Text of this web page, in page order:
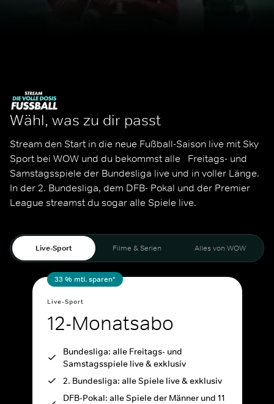
Wähl, was zu dir passt
Stream den Start in die neue Fußball-Saison live mit Sky
Sport bei WOW und du bekommst alle   Freitags- und
Samstagsspiele der Bundesliga live und in voller Länge.
In der 2. Bundesliga, dem DFB- Pokal und der Premier
League streamst du sogar alle Spiele live.
Live-Sport Filme & Serien Alles von WOW
33 % mtl. sparen*
Live-Sport
12-Monatsabo
Bundesliga: alle Freitags- und
Samstagsspiele live & exklusiv
2. Bundesliga: alle Spiele live & exklusiv
DFB-Pokal: alle Spiele der Männer und 11